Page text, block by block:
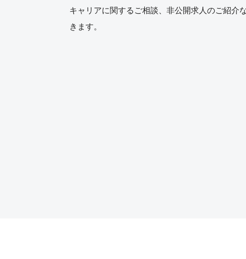
キャリアに関するご相談、非公開求人のご紹介
きます。